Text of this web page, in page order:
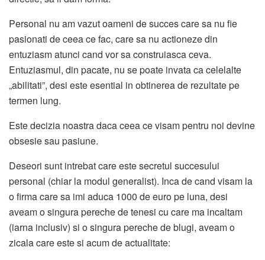
Personal nu am vazut oameni de succes care sa nu fie
pasionati de ceea ce fac, care sa nu actioneze din
entuziasm atunci cand vor sa construiasca ceva.
Entuziasmul, din pacate, nu se poate invata ca celelalte
„abilitati”, desi este esential in obtinerea de rezultate pe
termen lung.
Este decizia noastra daca ceea ce visam pentru noi devine
obsesie sau pasiune.
Deseori sunt intrebat care este secretul succesului
personal (chiar la modul generalist). Inca de cand visam la
o firma care sa imi aduca 1000 de euro pe luna, desi
aveam o singura pereche de tenesi cu care ma incaltam
(iarna inclusiv) si o singura pereche de blugi, aveam o
zicala care este si acum de actualitate: